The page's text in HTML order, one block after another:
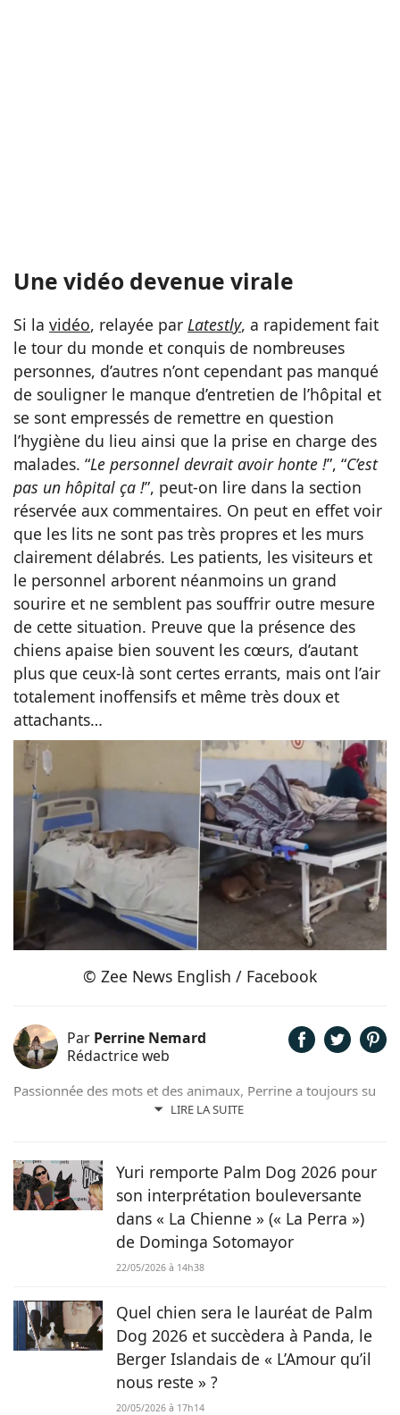
Une vidéo devenue virale
Si la vidéo, relayée par Latestly, a rapidement fait
le tour du monde et conquis de nombreuses
personnes, d’autres n’ont cependant pas manqué
de souligner le manque d’entretien de l’hôpital et
se sont empressés de remettre en question
l’hygiène du lieu ainsi que la prise en charge des
malades. “Le personnel devrait avoir honte !”, “C’est
pas un hôpital ça !”, peut-on lire dans la section
réservée aux commentaires. On peut en effet voir
que les lits ne sont pas très propres et les murs
clairement délabrés. Les patients, les visiteurs et
le personnel arborent néanmoins un grand
sourire et ne semblent pas souffrir outre mesure
de cette situation. Preuve que la présence des
chiens apaise bien souvent les cœurs, d’autant
plus que ceux-là sont certes errants, mais ont l’air
totalement inoffensifs et même très doux et
attachants…
© Zee News English / Facebook
Par Perrine Nemard
Rédactrice web
LIRE LA SUITE
Passionnée des mots et des animaux, Perrine a toujours su
qu'elle était destinée à travailler en lien avec ces derniers.
poussée à se lancer dans la photographie canine.
Yuri remporte Palm Dog 2026 pour
son interprétation bouleversante
dans « La Chienne » (« La Perra »)
de Dominga Sotomayor
22/05/2026 à 14h38
Quel chien sera le lauréat de Palm
Dog 2026 et succèdera à Panda, le
Berger Islandais de « L’Amour qu’il
nous reste » ?
20/05/2026 à 17h14